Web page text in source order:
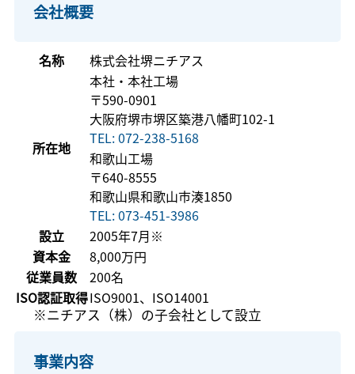
会社概要
名称 株式会社堺ニチアス
所在地
本社・本社工場
〒590-0901
大阪府堺市堺区築港八幡町102-1
TEL: 072-238-5168
和歌山工場
〒640-8555
和歌山県和歌山市湊1850
TEL:073-451-3986
設立
2005年7月※
資本金
8,000万円
従業員数
200名
ISO認証取得ISO9001、ISO14001
※ニチアス（株）の子会社として設立
事業内容